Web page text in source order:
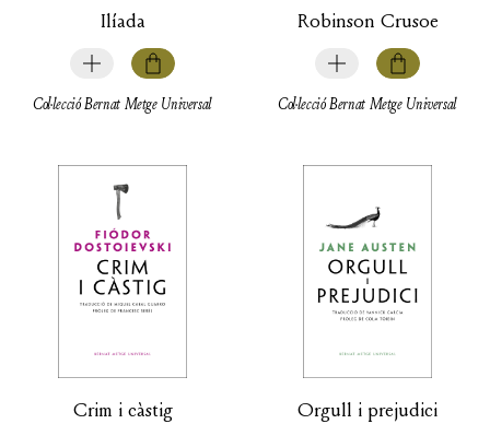
Ilíada
Col·lecció Bernat Metge Universal
Robinson Crusoe
Col·lecció Bernat Metge Universal
Crim i càstig Orgull i prejudici